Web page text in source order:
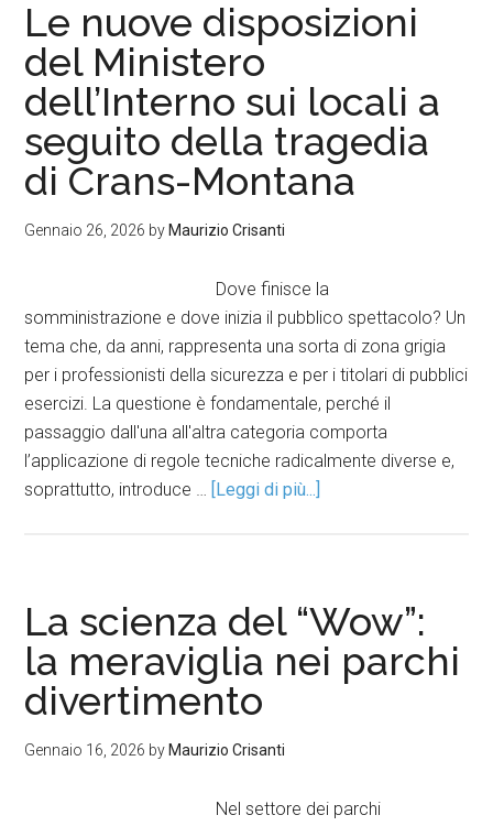
Le nuove disposizioni
del Ministero
dell’Interno sui locali a
seguito della tragedia
di Crans-Montana
Gennaio 26, 2026 by Maurizio Crisanti
Dove finisce la
somministrazione e dove inizia il pubblico spettacolo? Un
tema che, da anni, rappresenta una sorta di zona grigia
per i professionisti della sicurezza e per i titolari di pubblici
esercizi. La questione è fondamentale, perché il
passaggio dall'una all'altra categoria comporta
l’applicazione di regole tecniche radicalmente diverse e,
soprattutto, introduce … [Leggi di più...]
La scienza del “Wow”:
la meraviglia nei parchi
divertimento
Gennaio 16, 2026 by Maurizio Crisanti
Nel settore dei parchi